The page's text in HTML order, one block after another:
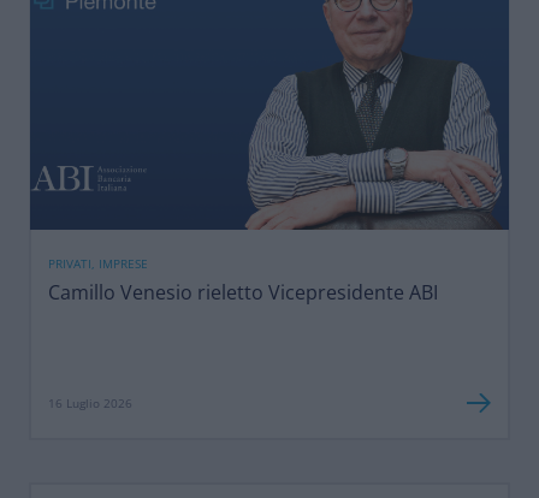
PRIVATI, IMPRESE
Camillo Venesio rieletto Vicepresidente ABI
16 Luglio 2026